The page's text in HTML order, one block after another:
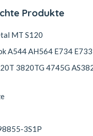
Produkte
MT S120
A544 AH564 E734
3820TG 4745G
3S1P